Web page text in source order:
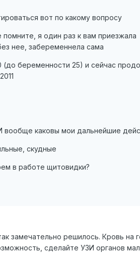
вот по какому вопросу
я один раз к вам приезжала
нее, забеременнела сама
(до беременности 25) и сейчас
вообще каковы мои дальнейшие
скудные
в работе щитовидки?
замечательно решилось. Кровь на
сделайте УЗИ органов